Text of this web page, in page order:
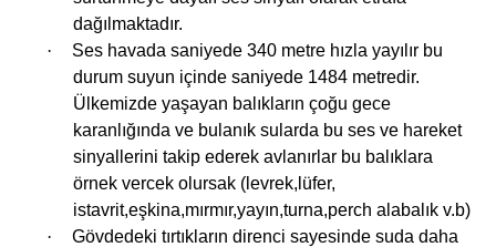
dağılmaktadır.
·
Ses havada saniyede 340 metre hızla yayılır bu
durum suyun içinde saniyede 1484 metredir.
Ülkemizde yaşayan balıkların çoğu gece
karanlığında ve bulanık sularda bu ses ve hareket
sinyallerini takip ederek avlanırlar bu balıklara
örnek vercek olursak (levrek,lüfer,
istavrit,eşkina,mırmır,yayın,turna,perch alabalık v.b)
·
Gövdedeki tırtıkların direnci sayesinde suda daha